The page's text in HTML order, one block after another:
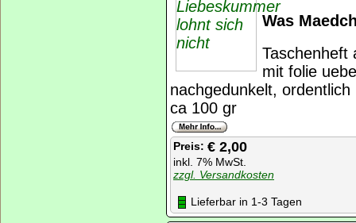
Was
Taschenheft
mit folie
nachgedunkelt, ordentlich
ca 100 gr
Preis: € 2,00
inkl. 7% MwSt.
zzgl. Versandkosten
Lieferbar in 1-3 Tagen